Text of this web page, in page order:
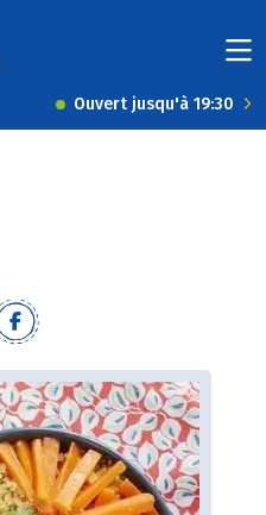
Ouvert jusqu'à 19:30